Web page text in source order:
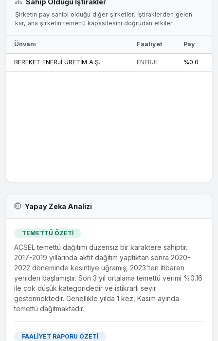
Şirketin pay sahibi olduğu diğer şirketler. İştiraklerden gelen
kar, ana şirketin temettü kapasitesini doğrudan etkiler.
Ünvanı Faaliyet Pay
BEREKET ENERJİ ÜRETİM A.Ş. ENERJİ %0.0
Yapay Zeka Analizi
TEMETTÜ ÖZETİ
ACSEL temettü dağıtımı düzensiz bir karaktere sahiptir.
2017-2019 yıllarında aktif dağıtım yaptıktan sonra 2020-
2022 döneminde kesintiye uğramış, 2023'ten itibaren
yeniden başlamıştır. Son 3 yıl ortalama temettü verimi %0.16
ile çok düşük kategoridedir ve istikrarlı seyir
göstermektedir. Genellikle yılda 1 kez, Kasım ayında
temettü dağıtmaktadır.
FAALİYET RAPORU ÖZETİ